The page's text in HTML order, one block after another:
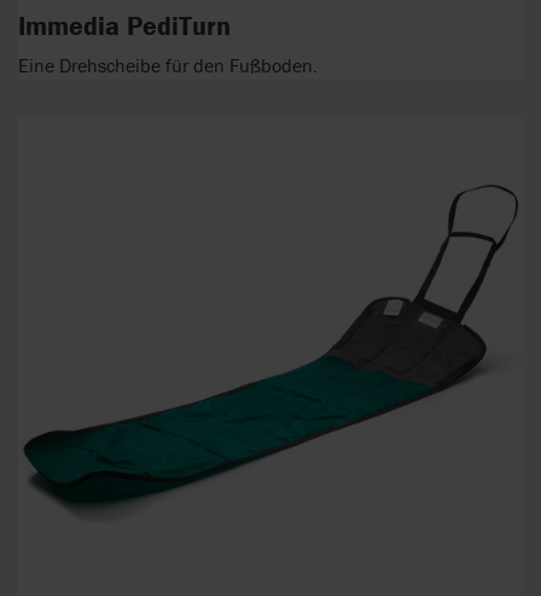
Immedia PediTurn
Eine Drehscheibe für den Fußboden.